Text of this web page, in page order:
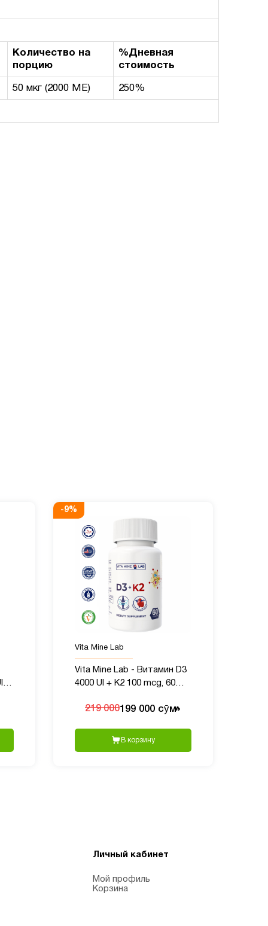
Количество на
порцию
%Дневная
стоимость
50 мкг (2000 МЕ) 250%
-9%
Vita Mine Lab
Vita Mine Lab - Витамин D3
4000 UI + K2 100 mcg, 60
219 000199 000 сӯм🔥
В корзину
Личный кабинет
Мой профиль
Корзина